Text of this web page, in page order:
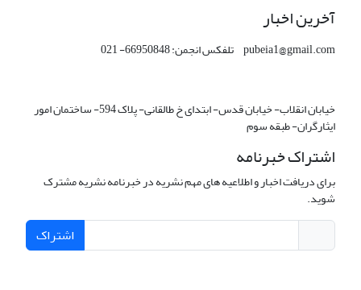
آخرین اخبار
pubeia1@gmail.com تلفکس انجمن: 66950848- 021
خیابان انقلاب- خیابان قدس- ابتدای خ طالقانی- پلاک 594- ساختمان امور
ایثارگران- طبقه سوم
اشتراک خبرنامه
برای دریافت اخبار و اطلاعیه های مهم نشریه در خبرنامه نشریه مشترک
شوید.
اشتراک